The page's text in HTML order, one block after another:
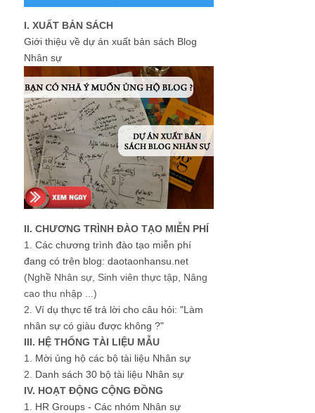
I. XUẤT BẢN SÁCH
Giới thiệu về dự án xuất bản sách Blog
Nhân sự
II. CHƯƠNG TRÌNH ĐÀO TẠO MIỄN PHÍ
1. Các chương trình đào tạo miễn phí
đang có trên blog: daotaonhansu.net
(Nghề Nhân sự, Sinh viên thực tập, Nâng
cao thu nhập ...)
2. Ví dụ thực tế trả lời cho câu hỏi: "Làm
nhân sự có giàu được không ?"
III. HỆ THỐNG TÀI LIỆU MẪU
1. Mời ủng hộ các bộ tài liệu Nhân sự
2. Danh sách 30 bộ tài liệu Nhân sự
IV. HOẠT ĐỘNG CỘNG ĐỒNG
1. HR Groups - Các nhóm Nhân sự